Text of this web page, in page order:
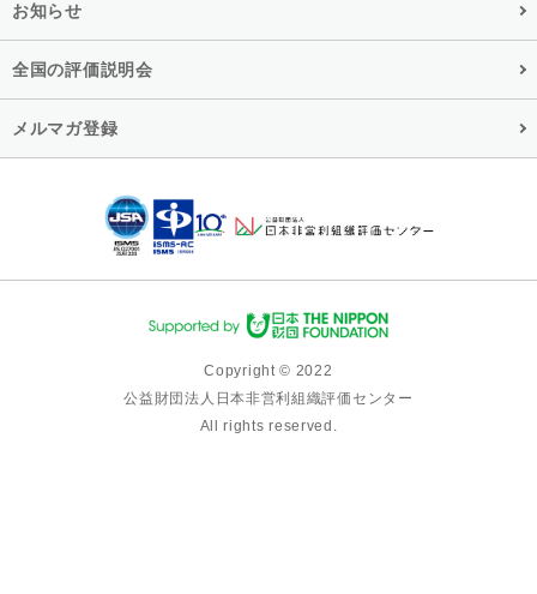
お知らせ
全国の評価説明会
メルマガ登録
Copyright © 2022
公益財団法人日本非営利組織評価センター
All rights reserved.